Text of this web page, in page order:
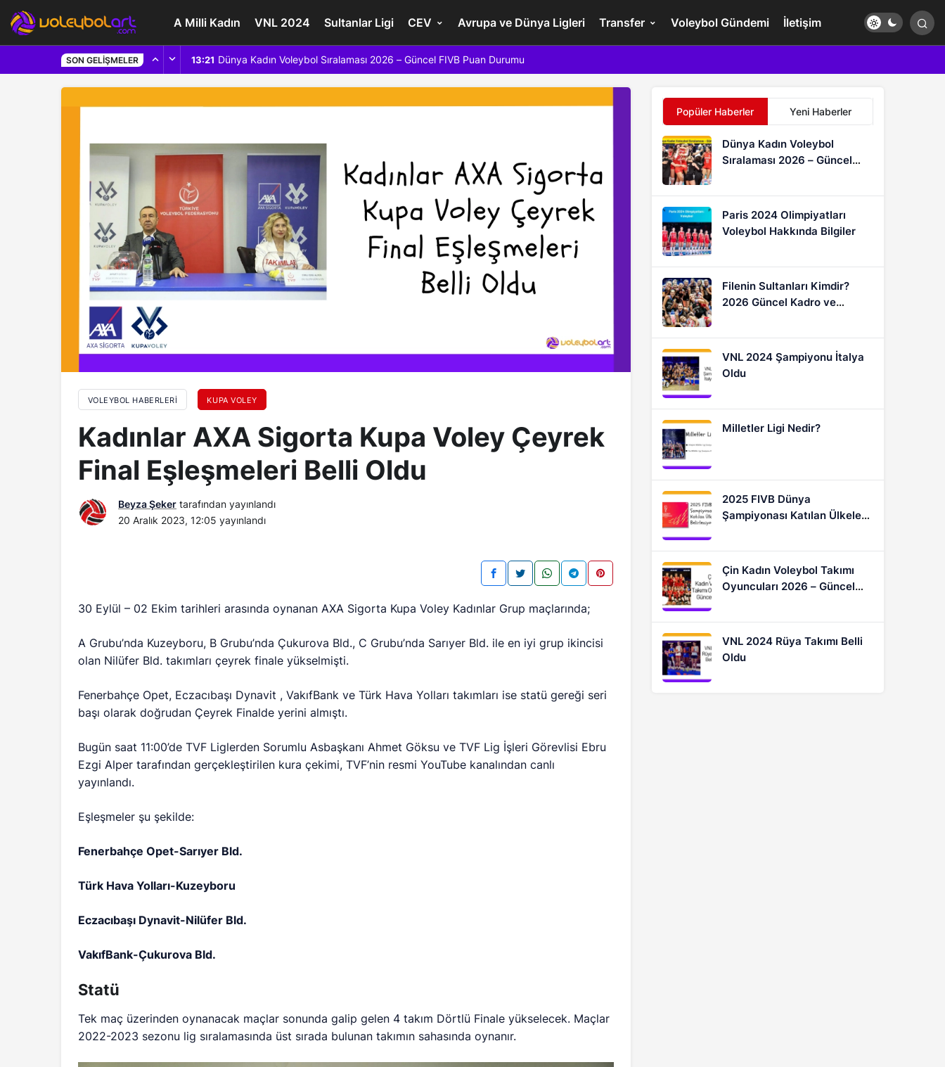
A Milli Kadın VNL 2024 Sultanlar Ligi CEV Avrupa ve Dünya Ligleri Transfer Voleybol Gündemi İletişim
SON GELIŞMELER 13:21 Dünya Kadın Voleybol Sıralaması 2026 – Güncel FIVB Puan Durumu
VOLEYBOL HABERLERI KUPA VOLEY
Kadınlar AXA Sigorta Kupa Voley Çeyrek
Final Eşleşmeleri Belli Oldu
Beyza Şeker tarafından yayınlandı
20 Aralık 2023, 12:05 yayınlandı
30 Eylül – 02 Ekim tarihleri arasında oynanan AXA Sigorta Kupa Voley Kadınlar Grup maçlarında;
A Grubu’nda Kuzeyboru, B Grubu’nda Çukurova Bld., C Grubu’nda Sarıyer Bld. ile en iyi grup ikincisi
olan Nilüfer Bld. takımları çeyrek finale yükselmişti.
Fenerbahçe Opet, Eczacıbaşı Dynavit , VakıfBank ve Türk Hava Yolları takımları ise statü gereği seri
başı olarak doğrudan Çeyrek Finalde yerini almıştı.
Bugün saat 11:00’de TVF Liglerden Sorumlu Asbaşkanı Ahmet Göksu ve TVF Lig İşleri Görevlisi Ebru
Ezgi Alper tarafından gerçekleştirilen kura çekimi, TVF’nin resmi YouTube kanalından canlı
yayınlandı.
Eşleşmeler şu şekilde:
Fenerbahçe Opet-Sarıyer Bld.
Türk Hava Yolları-Kuzeyboru
Eczacıbaşı Dynavit-Nilüfer Bld.
VakıfBank-Çukurova Bld.
Statü
Tek maç üzerinden oynanacak maçlar sonunda galip gelen 4 takım Dörtlü Finale yükselecek. Maçlar
2022-2023 sezonu lig sıralamasında üst sırada bulunan takımın sahasında oynanır.
Popüler Haberler Yeni Haberler
Dünya Kadın Voleybol
Sıralaması 2026 – Güncel
Paris 2024 Olimpiyatları
Voleybol Hakkında Bilgiler
Filenin Sultanları Kimdir?
2026 Güncel Kadro ve
VNL 2024 Şampiyonu İtalya
Oldu
Milletler Ligi Nedir?
2025 FIVB Dünya
Şampiyonası Katılan Ülkeler
Çin Kadın Voleybol Takımı
Oyuncuları 2026 – Güncel
VNL 2024 Rüya Takımı Belli
Oldu